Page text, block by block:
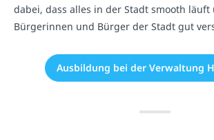
dabei, dass alles in der Stadt smooth läuft
Bürgerinnen und Bürger der Stadt gut
Ausbildung bei der Verwaltung